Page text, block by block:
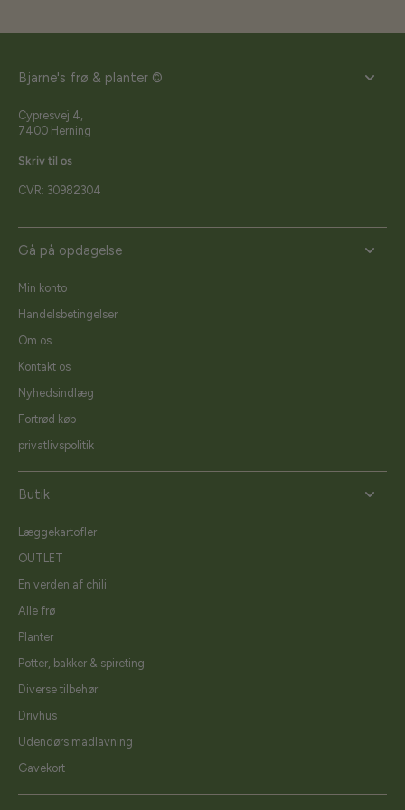
Bjarne's frø & planter ©
Cypresvej 4,
7400 Herning
Skriv til os
CVR: 30982304
Gå på opdagelse
Min konto
Handelsbetingelser
Om os
Kontakt os
Nyhedsindlæg
Fortrød køb
privatlivspolitik
Butik
Læggekartofler
OUTLET
En verden af chili
Alle frø
Planter
Potter, bakker & spireting
Diverse tilbehør
Drivhus
Udendørs madlavning
Gavekort